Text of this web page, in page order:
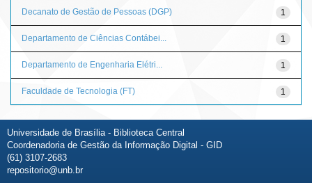
1
Decanato de Gestão de Pessoas (DGP)
1
Departamento de Ciências Contábei...
1
Departamento de Engenharia Elétri...
1
Faculdade de Tecnologia (FT)
Universidade de Brasília - Biblioteca Central
Coordenadoria de Gestão da Informação Digital - GID
(61) 3107-2683
repositorio@unb.br